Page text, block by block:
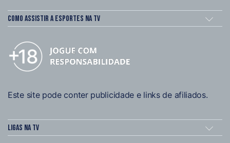
Como assistir a esportes na TV
Este site pode conter publicidade e links de afiliados.
Ligas na TV